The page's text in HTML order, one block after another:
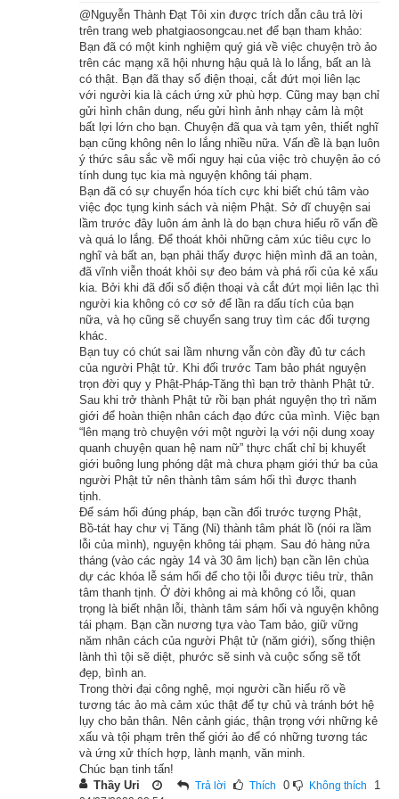
muốn hỏi. Nhưng tôi có thể đưa cô đến gặp một vị đã chứng
quả A-la-hán, và cô có thể hỏi ngài.
Vị xuất gia sơ học bèn đưa cô gái đến gặp vị A-la-hán, và đem
vấn đề cô gái hỏi ra thưa thỉnh ngài. Vị A-la-hán trả lời:
– Công đức cô đem một bó hoa cúng Phật, khiến kiếp tới cô
sẽ không sinh làm thân nữ nữa, được sinh lên cõi trời hưởng
phúc suốt một vạn kiếp mà phước báo vẫn chưa hết. Sau đó,
còn phước báo nào nữa thì tôi không đủ sức biết được.
Vị A-la-hán không trả lời được cho cô gái một cách hoàn mãn
khiến cô vẫn còn bất an. Vị A-la-hán bèn nói:
– Cô ở đây chờ một chút, tôi lên cung trời Đâu Suất thỉnh giáo
Bồ Tát Di Lặc.
Vị A-la-hán nói xong, lập tức đằng không lên cung trời Đâu
Suất, hỏi Bồ Tát Di Lặc:
– Có một tín nữ cúng Phật một bó hoa và sám hối nghiệp
chướng trong quá khứ. Công đức của cô như thế, nói cho đến
cùng tận thì được bao nhiêu?
Nhưng ngài Bồ Tát Di Lặc cũng không thể biết hết được
tường tận vấn đề này, ngài bảo khi nào ngài chứng quả Phật
thì mới biết rốt ráo được!
Xem thế mới biết, cúng Phật một bó hoa thôi mà được công
đức vô lượng, không thể nghĩ bàn, không thể so sánh. Chỉ
cần mọi người chịu phát tâm tu công đức cho nhiều, bố thí
cho nhiều, thì không những có thể làm cho nghiệp chướng
tiêu trừ, mà phước báo đạt được thì không thể nào hiểu cho
tận cùng được!
Hãy ủng hộ website bằng cách truy cập lịch vạn niên trên
xemvm.com. Lịch vạn niên của chúng tôi không chỉ có các
@Nguyễn Thành Đạt Tôi xin được trích dẫn câu trả lời
trên trang web phatgiaosongcau.net để bạn tham khảo:
Bạn đã có một kinh nghiệm quý giá về việc chuyện trò ảo
trên các mạng xã hội nhưng hậu quả là lo lắng, bất an là
có thật. Bạn đã thay số điện thoại, cắt đứt mọi liên lạc
với người kia là cách ứng xử phù hợp. Cũng may bạn chỉ
gửi hình chân dung, nếu gửi hình ảnh nhạy cảm là một
bất lợi lớn cho bạn. Chuyện đã qua và tạm yên, thiết nghĩ
bạn cũng không nên lo lắng nhiều nữa. Vấn đề là bạn luôn
ý thức sâu sắc về mối nguy hại của việc trò chuyện ảo có
tính dung tục kia mà nguyện không tái phạm.
Bạn đã có sự chuyển hóa tích cực khi biết chú tâm vào
việc đọc tụng kinh sách và niệm Phật. Sở dĩ chuyện sai
lầm trước đây luôn ám ảnh là do bạn chưa hiểu rõ vấn đề
và quá lo lắng. Để thoát khỏi những cảm xúc tiêu cực lo
nghĩ và bất an, bạn phải thấy được hiện mình đã an toàn,
đã vĩnh viễn thoát khỏi sự đeo bám và phá rối của kẻ xấu
kia. Bởi khi đã đổi số điện thoại và cắt đứt mọi liên lạc thì
người kia không có cơ sở để lần ra dấu tích của bạn
nữa, và họ cũng sẽ chuyển sang truy tìm các đối tượng
khác.
Bạn tuy có chút sai lầm nhưng vẫn còn đầy đủ tư cách
của người Phật tử. Khi đối trước Tam bảo phát nguyện
trọn đời quy y Phật-Pháp-Tăng thì bạn trở thành Phật tử.
Sau khi trở thành Phật tử rồi bạn phát nguyện thọ trì năm
giới để hoàn thiện nhân cách đạo đức của mình. Việc bạn
“lên mạng trò chuyện với một người lạ với nội dung xoay
quanh chuyện quan hệ nam nữ” thực chất chỉ bị khuyết
giới buông lung phóng dật mà chưa phạm giới thứ ba của
người Phật tử nên thành tâm sám hối thì được thanh
tịnh.
Để sám hối đúng pháp, bạn cần đối trước tượng Phật,
Bồ-tát hay chư vị Tăng (Ni) thành tâm phát lồ (nói ra lầm
lỗi của mình), nguyện không tái phạm. Sau đó hàng nửa
tháng (vào các ngày 14 và 30 âm lịch) bạn cần lên chùa
dự các khóa lễ sám hối để cho tội lỗi được tiêu trừ, thân
tâm thanh tịnh. Ở đời không ai mà không có lỗi, quan
trọng là biết nhận lỗi, thành tâm sám hối và nguyện không
tái phạm. Bạn cần nương tựa vào Tam bảo, giữ vững
năm nhân cách của người Phật tử (năm giới), sống thiện
lành thì tội sẽ diệt, phước sẽ sinh và cuộc sống sẽ tốt
đẹp, bình an.
Trong thời đại công nghệ, mọi người cần hiểu rõ về
tương tác ảo mà cảm xúc thật để tự chủ và tránh bớt hệ
lụy cho bản thân. Nên cảnh giác, thận trọng với những kẻ
xấu và tội phạm trên thế giới ảo để có những tương tác
và ứng xử thích hợp, lành mạnh, văn minh.
Chúc bạn tinh tấn!
Thầy Uri
Trả lời Thích 0 Không thích 1